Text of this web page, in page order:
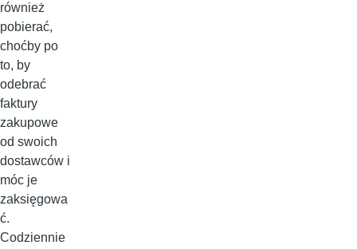
również
pobierać,
choćby po
to, by
odebrać
faktury
zakupowe
od swoich
dostawców i
móc je
zaksięgowa
ć.
Codziennie